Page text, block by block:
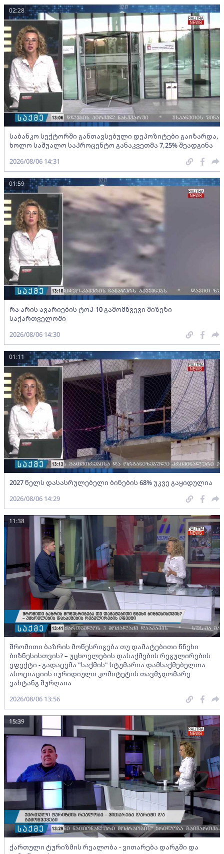
საბანკო სექტორში განთავსებული დეპოზიტები გაიზარდა,
ხოლო საშუალო საპროცენტო განაკვეთმა 7,25% შეადგინა
02:28
2026/08/06 14:31
რა არის ავარიების ტოპ-10 გამომწვევი მიზეზი
საქართველოში
01:59
2026/08/06 14:30
2027 წელს დასასრულებელი ბინების 68% უკვე გაყიდულია
01:11
2026/08/06 14:29
შრომითი ბაზრის მოწესრიგება თუ დამატებითი წნეხი
ბიზნესისთვის? – უცხოელების დასაქმების რეგულირების
ეფექტი - გადაცემა "საქმის" სტუმარია დამსაქმებელთა
ასოციაციის იურიდიული კომიტეტის თავმჯდომარე
ვახტანგ შურღაია
11:38
2026/08/06 13:56
ქართული ტურიზმის რეალობა - ვითარება დარგში და
15:39